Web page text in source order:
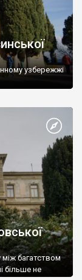
узбережжі
між багатством
більше не